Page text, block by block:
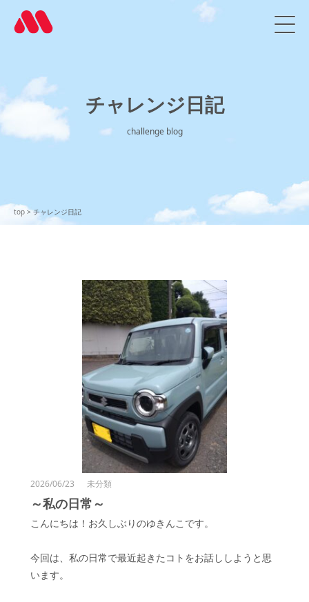
チャレンジ日記
top チャレンジ日記
2026/06/23 未分類
～私の日常～
こんにちは！お久しぶりのゆきんこです。
今回は、私の日常で最近起きたコトをお話ししようと思
います。